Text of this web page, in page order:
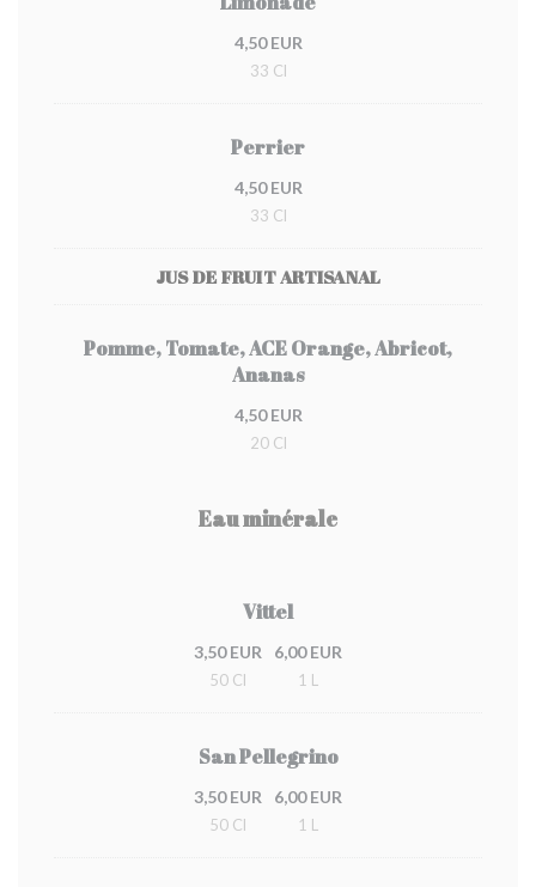
4,50 EUR
33 Cl
Perrier
4,50 EUR
33 Cl
JUS DE FRUIT ARTISANAL
Pomme, Tomate, ACE Orange, Abricot,
Ananas
4,50 EUR
20 Cl
Eau minérale
Vittel
3,50 EUR
50 Cl
6,00 EUR
1 L
San Pellegrino
3,50 EUR
50 Cl
6,00 EUR
1 L